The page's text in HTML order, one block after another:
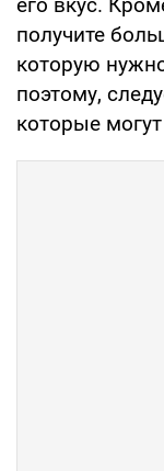
получите
которую
поэтому,
которые